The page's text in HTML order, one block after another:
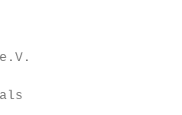
Einsatzauswer-
                                                                                                                                                         aus, dass es zu Komplikationen oder
                                                                                                                                                         Zwischenfällen kommen kann.
                                                                                                                                                                                                    mit eine bessere Qualität zu schaffen.
                                                                                                                                                                                                    In dieser Konferenz soll diesem sensib-
     A NONPROFIT NONGOVERMENTAL ORGANIZATION PROVIDING                                                       tung werden wir ebenso die anästhesi-       Solche Komplikationen sind für alle Be-    len Thema genügend Raum und